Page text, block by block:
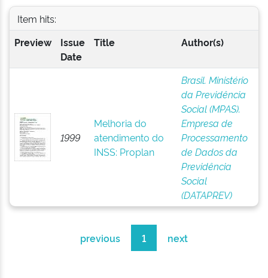
Item hits:
Preview
Issue
Date
Title Author(s)
1999
Melhoria do
atendimento do
INSS: Proplan
Brasil. Ministério
da Previdência
Social (MPAS).
Empresa de
Processamento
de Dados da
Previdência
Social
(DATAPREV)
previous 1 next